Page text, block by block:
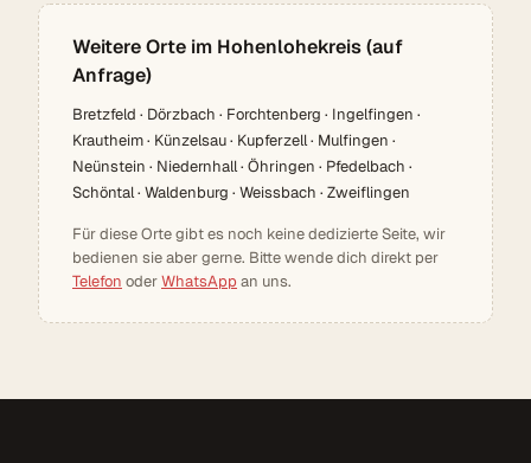
Weitere Orte im Hohenlohekreis (auf
Anfrage)
Bretzfeld · Dörzbach · Forchtenberg · Ingelfingen ·
Krautheim · Künzelsau · Kupferzell · Mulfingen ·
Neünstein · Niedernhall · Öhringen · Pfedelbach ·
Schöntal · Waldenburg · Weissbach · Zweiflingen
Für diese Orte gibt es noch keine dedizierte Seite, wir
bedienen sie aber gerne. Bitte wende dich direkt per
Telefon oderWhatsAppan uns.